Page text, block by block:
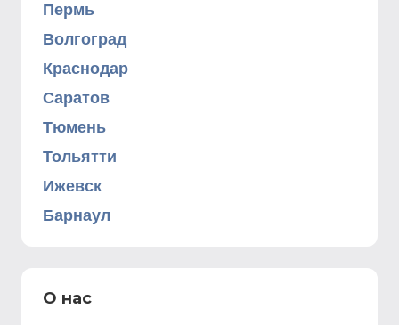
Пермь
Волгоград
Краснодар
Саратов
Тюмень
Тольятти
Ижевск
Барнаул
О нас